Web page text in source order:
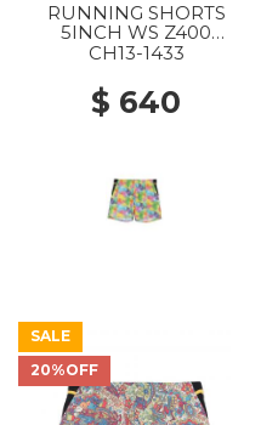
RUNNING SHORTS
5INCH WS Z400
WATERCOLOR
CH13-1433
$ 640
SALE
20%OFF